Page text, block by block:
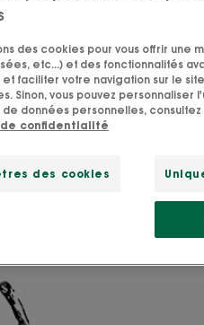
âge exceptionnelles de
résistance et de
des cookies pour vous offrir une
etc...) et des fonctionnalités
et faciliter votre navigation sur le
Sinon, vous pouvez personnaliser
données personnelles,
confidentialité
des cookies